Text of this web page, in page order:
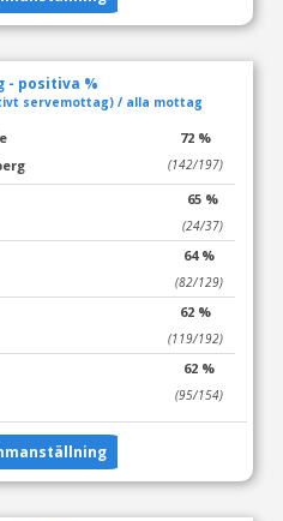
- positiva %
servemottag) / alla mottag
72 %
(142/197)
65 %
(24/37)
64 %
(82/129)
62 %
(119/192)
62 %
(95/154)